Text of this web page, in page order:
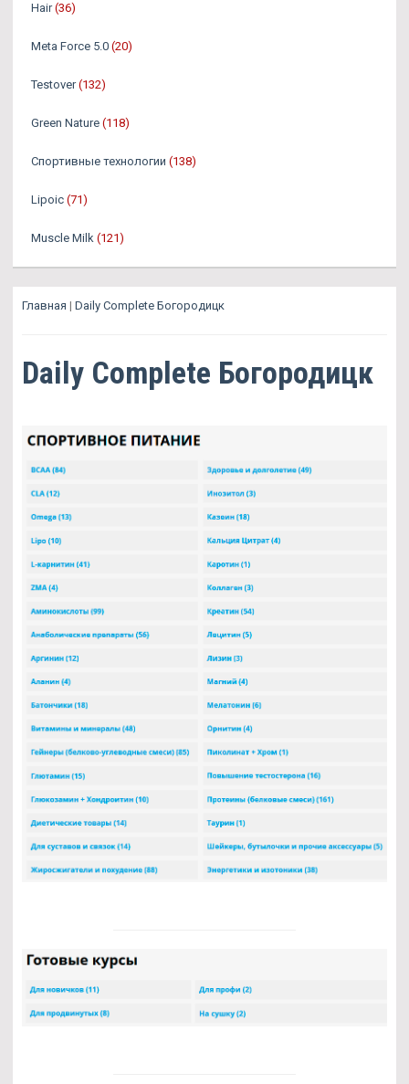
Hair (36)
Meta Force 5.0 (20)
Testover (132)
Green Nature (118)
Спортивные технологии (138)
Lipoic (71)
Muscle Milk (121)
Главная | Daily Complete Богородицк
Daily Complete Богородицк